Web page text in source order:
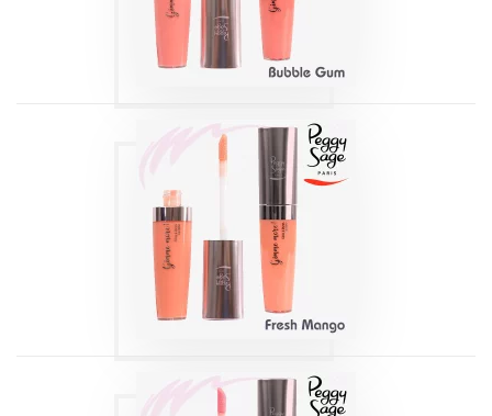
Produits
GLOSS À LÈVRES
GIMME MORE ! -
FRESH MANGO
7,1ML
Produits